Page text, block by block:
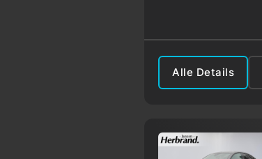
Alle Details